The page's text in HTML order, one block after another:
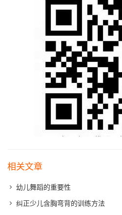
相关文章
幼儿舞蹈的重要性
纠正少儿含胸弯背的训练方法